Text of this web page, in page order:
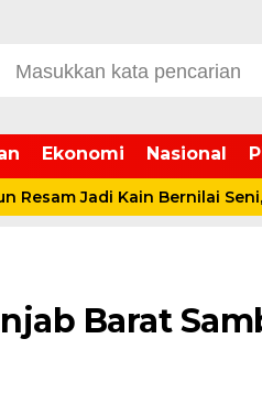
Ekonomi Nasional
Jadi Kain Bernilai Seni,
Barat